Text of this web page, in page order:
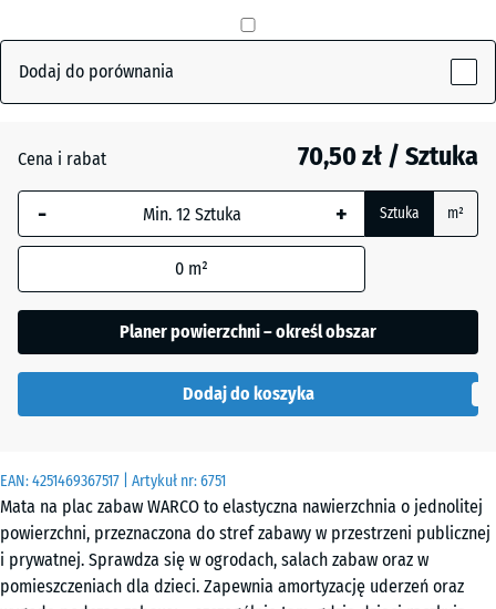
EAN:4251469367517 | Artykuł nr:6751
Mata na plac zabaw WARCO to elastyczna nawierzchnia o jednolitej
powierzchni, przeznaczona do stref zabawy w przestrzeni publicznej
i prywatnej. Sprawdza się w ogrodach, salach zabaw oraz w
pomieszczeniach dla dzieci. Zapewnia amortyzację uderzeń oraz
granit(active)
Atlantyk
Etna
Szary
granit
Terakota
Dodaj do porównania
Cena i rabat 70,50 zł / Sztuka
- + Sztuka m²
0 m²
Planer powierzchni – określ obszar
Dodaj do koszyka